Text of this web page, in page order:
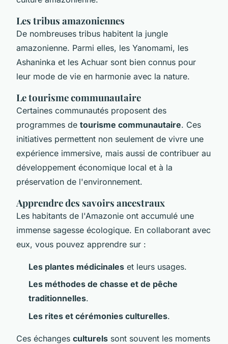
Les tribus amazoniennes
De nombreuses tribus habitent la jungle
amazonienne. Parmi elles, les Yanomami, les
Ashaninka et les Achuar sont bien connus pour
leur mode de vie en harmonie avec la nature.
Le tourisme communautaire
Certaines communautés proposent des
programmes de tourisme communautaire. Ces
initiatives permettent non seulement de vivre une
expérience immersive, mais aussi de contribuer au
développement économique local et à la
préservation de l'environnement.
Apprendre des savoirs ancestraux
Les habitants de l'Amazonie ont accumulé une
immense sagesse écologique. En collaborant avec
eux, vous pouvez apprendre sur :
Les plantes médicinales et leurs usages.
Les méthodes de chasse et de pêche
traditionnelles.
Les rites et cérémonies culturelles.
Ces échanges culturels sont souvent les moments